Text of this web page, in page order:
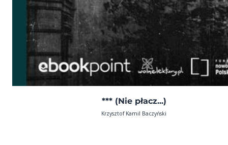
*** (Nie płacz...)
Krzysztof Kamil Baczyński